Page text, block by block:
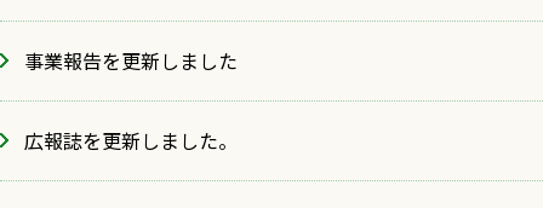
事業報告を更新しました
広報誌を更新しました。